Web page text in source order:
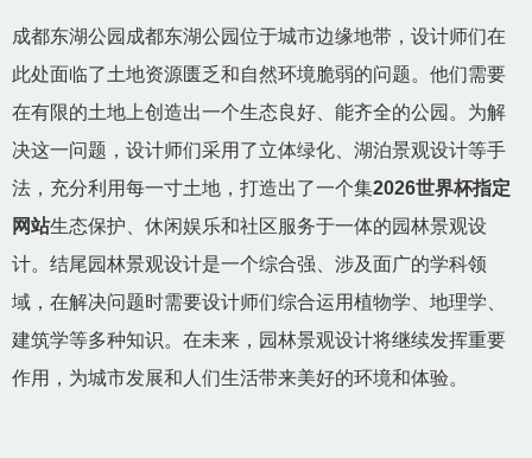
成都东湖公园成都东湖公园位于城市边缘地带，设计师们在
此处面临了土地资源匮乏和自然环境脆弱的问题。他们需要
在有限的土地上创造出一个生态良好、能齐全的公园。为解
决这一问题，设计师们采用了立体绿化、湖泊景观设计等手
法，充分利用每一寸土地，打造出了一个集2026世界杯指定
网站生态保护、休闲娱乐和社区服务于一体的园林景观设
计。结尾园林景观设计是一个综合强、涉及面广的学科领
域，在解决问题时需要设计师们综合运用植物学、地理学、
建筑学等多种知识。在未来，园林景观设计将继续发挥重要
作用，为城市发展和人们生活带来美好的环境和体验。